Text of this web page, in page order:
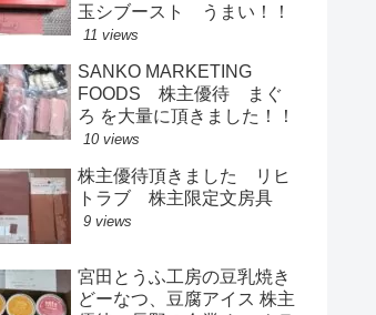
玉シブースト うまい！！
11 views
SANKO MARKETING
FOODS 株主優待 まぐ
ろ を大量に頂きました！！
10 views
株主優待頂きました リヒ
トラブ 株主限定文房具
9 views
宮田とうふ工房の豆乳焼き
どーなつ、豆腐アイス 株主